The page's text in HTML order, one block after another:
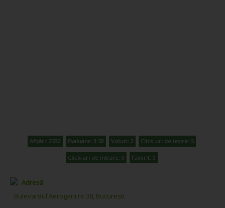
Afișări: 2532 Evaluare: 3.50 Voturi: 2 Click-uri de ieșire: 5
Click-uri de intrare: 0 Favorit: 0
Adresă
Bulevardul Aerogarii nr.38, Bucuresti